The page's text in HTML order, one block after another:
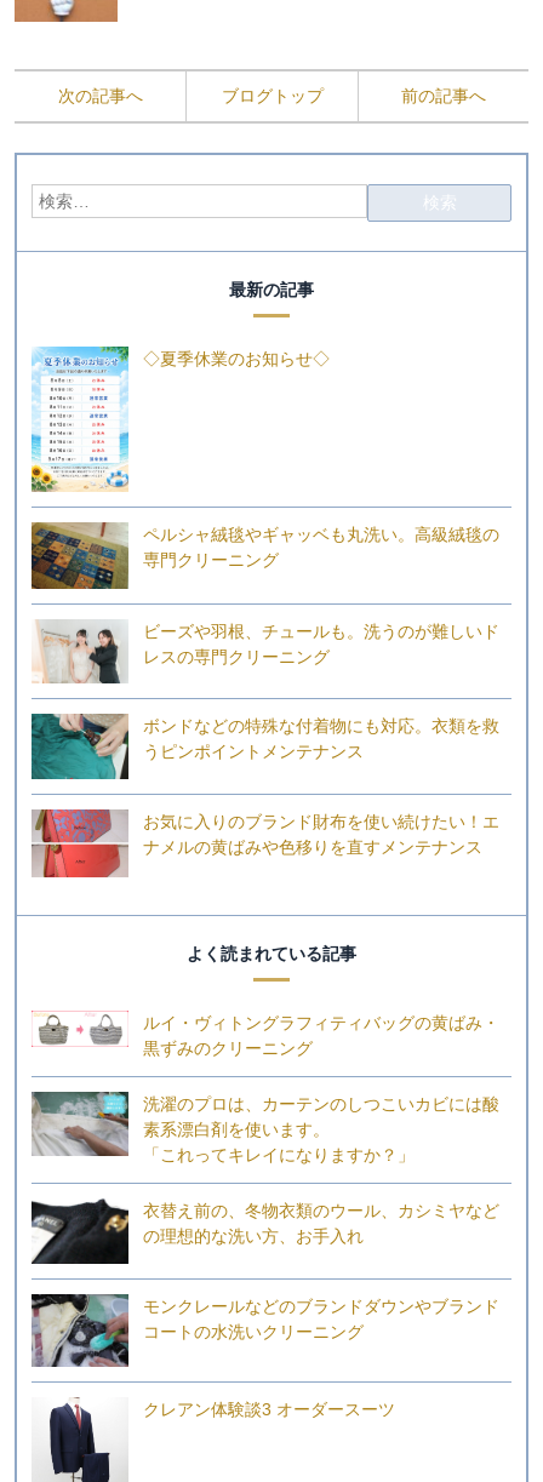
次の記事へ ブログトップ 前の記事へ
最新の記事
◇夏季休業のお知らせ◇
ペルシャ絨毯やギャッベも丸洗い。高級絨毯の
専門クリーニング
ビーズや羽根、チュールも。洗うのが難しいド
レスの専門クリーニング
ボンドなどの特殊な付着物にも対応。衣類を救
うピンポイントメンテナンス
お気に入りのブランド財布を使い続けたい！エ
ナメルの黄ばみや色移りを直すメンテナンス
よく読まれている記事
ルイ・ヴィトングラフィティバッグの黄ばみ・
黒ずみのクリーニング
洗濯のプロは、カーテンのしつこいカビには酸
素系漂白剤を使います。
「これってキレイになりますか？」
衣替え前の、冬物衣類のウール、カシミヤなど
の理想的な洗い方、お手入れ
モンクレールなどのブランドダウンやブランド
コートの水洗いクリーニング
クレアン体験談3 オーダースーツ